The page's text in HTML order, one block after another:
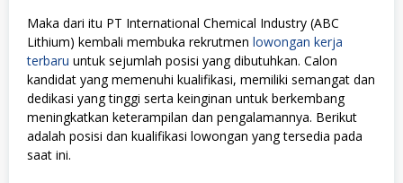
Maka dari itu PT International Chemical Industry (ABC
Lithium) kembali membuka rekrutmen lowongan kerja
terbaru untuk sejumlah posisi yang dibutuhkan. Calon
kandidat yang memenuhi kualifikasi, memiliki semangat dan
dedikasi yang tinggi serta keinginan untuk berkembang
meningkatkan keterampilan dan pengalamannya. Berikut
adalah posisi dan kualifikasi lowongan yang tersedia pada
saat ini.